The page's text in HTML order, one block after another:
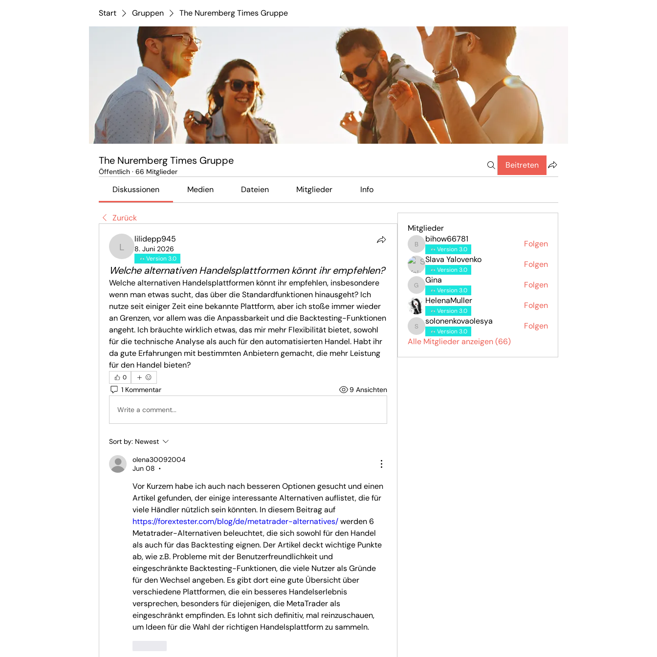
Start Gruppen The Nuremberg Times Gruppe
The Nuremberg Times Gruppe
Öffentlich · 66 Mitglieder
Beitreten
Diskussionen Medien Dateien Mitglieder Info
Zurück
lilidepp945
lilidepp945
8. Juni 2026
Version 3.0
Welche alternativen Handelsplattformen könnt ihr empfehlen?
Welche alternativen Handelsplattformen könnt ihr empfehlen, insbesondere
wenn man etwas sucht, das über die Standardfunktionen hinausgeht? Ich
nutze seit einiger Zeit eine bekannte Plattform, aber ich stoße immer wieder
an Grenzen, vor allem was die Anpassbarkeit und die Backtesting-Funktionen
angeht. Ich bräuchte wirklich etwas, das mir mehr Flexibilität bietet, sowohl
für die technische Analyse als auch für den automatisierten Handel. Habt ihr
da gute Erfahrungen mit bestimmten Anbietern gemacht, die mehr Leistung
für den Handel bieten?
0
1 Kommentar 9 Ansichten
Write a comment...
Sort by: Newest
olena30092004
Jun 08
•
Vor Kurzem habe ich auch nach besseren Optionen gesucht und einen
Artikel gefunden, der einige interessante Alternativen auflistet, die für
https://forextester.com/blog/de/metatrader-alternatives/ werden 6
Metatrader-Alternativen beleuchtet, die sich sowohl für den Handel
als auch für das Backtesting eignen. Der Artikel deckt wichtige Punkte
ab, wie z.B. Probleme mit der Benutzerfreundlichkeit und
eingeschränkte Backtesting-Funktionen, die viele Nutzer als Gründe
für den Wechsel angeben. Es gibt dort eine gute Übersicht über
verschiedene Plattformen, die ein besseres Handelserlebnis
versprechen, besonders für diejenigen, die MetaTrader als
eingeschränkt empfinden. Es lohnt sich definitiv, mal reinzuschauen,
um Ideen für die Wahl der richtigen Handelsplattform zu sammeln.
Mitglieder
bihow66781
bihow66781
Version 3.0
Folgen
Slava Yalovenko
Version 3.0
Folgen
Gina
Gina
Version 3.0
Folgen
HelenaMuller
Version 3.0
Folgen
solonenkovaolesya
solonenkovaolesya
Version 3.0
Folgen
Alle Mitglieder anzeigen (66)